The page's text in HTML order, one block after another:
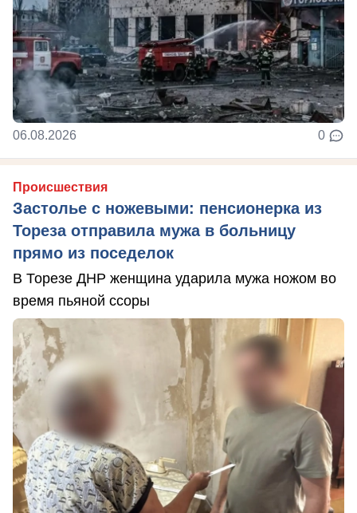
06.08.2026 0
Происшествия
Застолье с ножевыми: пенсионерка из
Тореза отправила мужа в больницу
прямо из поседелок
В Торезе ДНР женщина ударила мужа ножом во
время пьяной ссоры